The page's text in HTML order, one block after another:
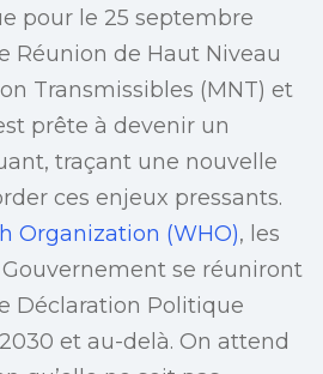
pour le 25 septembre
Réunion de Haut Niveau
Transmissibles (MNT) et
prête à devenir un
traçant une nouvelle
ces enjeux pressants.
Organization (WHO), les
Gouvernement se réuniront
Déclaration Politique
et au-delà. On attend